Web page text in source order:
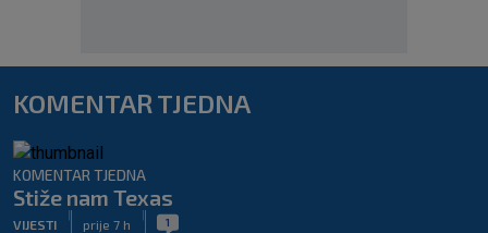
KOMENTAR TJEDNA
KOMENTAR TJEDNA
Stiže nam Texas
VIJESTI prije 7 h 1